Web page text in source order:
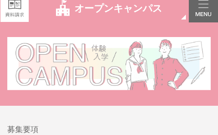
オープンキャンパス
募集要項